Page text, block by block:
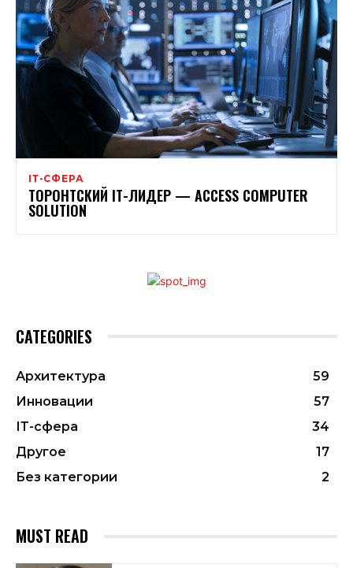
ІТ-СФЕРА
ТОРОНТСКИЙ ІТ-ЛИДЕР — ACCESS COMPUTER
SOLUTION
CATEGORIES
Архитектура
59
Инновации
57
ІТ-сфера
34
Другое
17
Без категории
2
MUST READ